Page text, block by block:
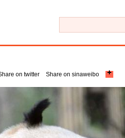
on twitter Share on sinaweibo